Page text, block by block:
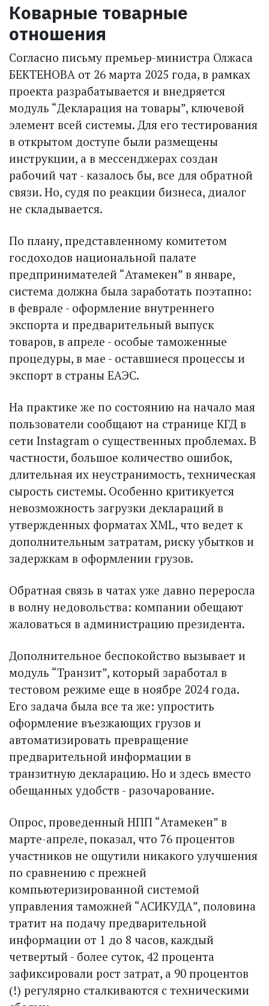
Коварные товарные
отношения
Согласно письму премьер-министра Олжаса
БЕКТЕНОВА от 26 марта 2025 года, в рамках
проекта разрабатывается и внедряется
модуль “Декларация на товары”, ключевой
элемент всей системы. Для его тестирования
в открытом доступе были размещены
инструкции, а в мессенджерах создан
рабочий чат - казалось бы, все для обратной
связи. Но, судя по реакции бизнеса, диалог
не складывается.
По плану, представленному комитетом
госдоходов национальной палате
предпринимателей “Атамекен” в январе,
система должна была заработать поэтапно:
в феврале - оформление внут­реннего
экспорта и предварительный выпуск
товаров, в апреле - особые таможенные
процедуры, в мае - оставшиеся процессы и
экспорт в страны ЕАЭС.
На практике же по состоянию на начало мая
пользователи сообщают на странице КГД в
сети Instagram о существенных проблемах. В
частности, большое количество ошибок,
длительная их неустранимость, техническая
сырость системы. Особенно критикуется
невозможность загрузки деклараций в
утверж­денных форматах XML, что ведет к
дополнительным затратам, риску убытков и
задерж­кам в оформлении грузов.
Обратная связь в чатах уже давно переросла
в волну недовольства: компании обещают
жаловаться в администрацию президента.
Дополнительное беспокойство вызывает и
модуль “Транзит”, который заработал в
тестовом режиме еще в ноябре 2024 года.
Его задача была все та же: упростить
оформление въезжающих грузов и
автоматизировать превращение
предварительной информации в
транзитную декларацию. Но и здесь вместо
обещанных удобств - разочарование.
Опрос, проведенный НПП “Атамекен” в
марте-апреле, показал, что 76 процентов
участников не ощутили никакого улучшения
по сравнению с прежней
компьютеризированной системой
управления таможней “АСИКУДА”, половина
тратит на подачу предварительной
информации от 1 до 8 часов, каждый
четвертый - более суток, 42 процента
зафиксировали рост затрат, а 90 процентов
(!) регулярно сталкиваются с техническими